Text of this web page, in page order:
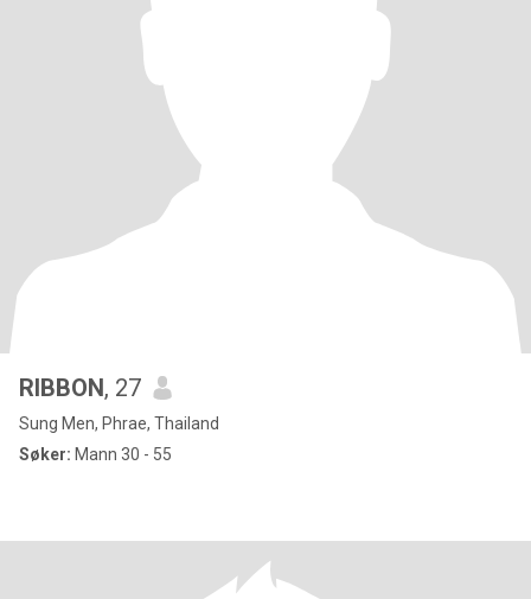
RIBBON, 27
Sung Men, Phrae, Thailand
Søker: Mann 30 - 55